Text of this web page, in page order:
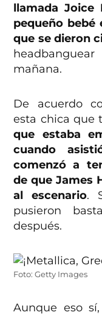
llamada
pequeño bebé
que se dieron
mañana.
De acuerdo
esta chica que
que estaba
cuando
comenzó a
de que James
al escenario.
pusieron
después.
Foto: Getty Images
Aunque eso sí,